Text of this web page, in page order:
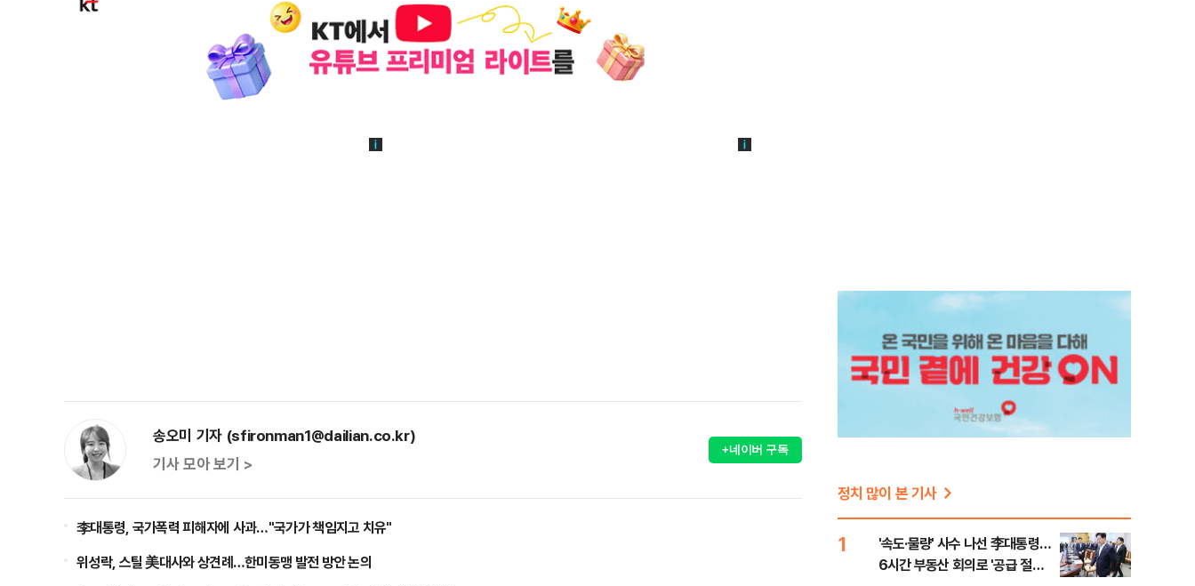
송오미 기자 (sfironman1@dailian.co.kr)
기사 모아 보기 >
+네이버 구독
李대통령, 국가폭력 피해자에 사과…"국가가 책임지고 치유"
위성락, 스틸 美대사와 상견례…한미동맹 발전 방안 논의
정치 많이 본 기사
1
'속도·물량' 사수 나선 李대통령…
6시간 부동산 회의로 '공급 절벽'